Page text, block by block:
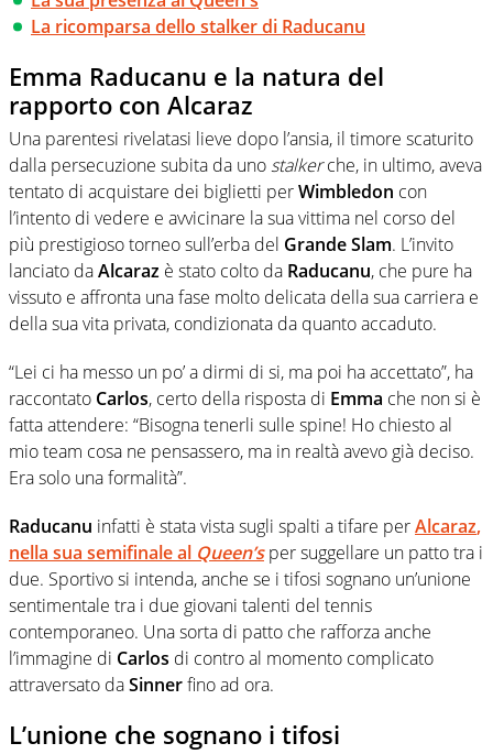
La ricomparsa dello stalker di Raducanu
Emma Raducanu e la natura del
rapporto con Alcaraz
Una parentesi rivelatasi lieve dopo l’ansia, il timore scaturito
dalla persecuzione subita da unostalkerche, in ultimo, aveva
tentato di acquistare dei biglietti perWimbledon con
l’intento di vedere e avvicinare la sua vittima nel corso del
più prestigioso torneo sull’erba del Grande Slam. L’invito
lanciato daAlcaraz è stato colto da Raducanu, che pure ha
vissuto e affronta una fase molto delicata della sua carriera e
della sua vita privata, condizionata da quanto accaduto.
“Lei ci ha messo un po’ a dirmi di si, ma poi ha accettato”, ha
raccontato Carlos, certo della risposta di Emma che non si è
fatta attendere: “Bisogna tenerli sulle spine! Ho chiesto al
mio team cosa ne pensassero, ma in realtà avevo già deciso.
Era solo una formalità”.
Raducanu infatti è stata vista sugli spalti a tifare perAlcaraz,
nella sua semifinale al Queen’sper suggellare un patto tra i
due. Sportivo si intenda, anche se i tifosi sognano un’unione
sentimentale tra i due giovani talenti del tennis
contemporaneo. Una sorta di patto che rafforza anche
l’immagine di Carlos di contro al momento complicato
attraversato daSinnerfino ad ora.
L’unione che sognano i tifosi